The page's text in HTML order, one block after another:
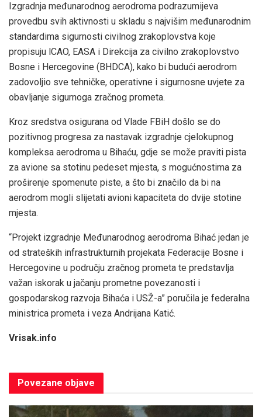
Izgradnja međunarodnog aerodroma podrazumijeva
provedbu svih aktivnosti u skladu s najvišim međunarodnim
standardima sigurnosti civilnog zrakoplovstva koje
propisuju lCAO, EASA i Direkcija za civilno zrakoplovstvo
Bosne i Hercegovine (BHDCA), kako bi budući aerodrom
zadovoljio sve tehničke, operativne i sigurnosne uvjete za
obavljanje sigurnoga zračnog prometa.
Kroz sredstva osigurana od Vlade FBiH došlo se do
pozitivnog progresa za nastavak izgradnje cjelokupnog
kompleksa aerodroma u Bihaću, gdje se može praviti pista
za avione sa stotinu pedeset mjesta, s mogućnostima za
proširenje spomenute piste, a što bi značilo da bi na
aerodrom mogli slijetati avioni kapaciteta do dvije stotine
mjesta.
“Projekt izgradnje Međunarodnog aerodroma Bihać jedan je
od strateških infrastrukturnih projekata Federacije Bosne i
Hercegovine u području zračnog prometa te predstavlja
važan iskorak u jačanju prometne povezanosti i
gospodarskog razvoja Bihaća i USŽ-a” poručila je federalna
ministrica prometa i veza Andrijana Katić.
Vrisak.info
Povezane objave